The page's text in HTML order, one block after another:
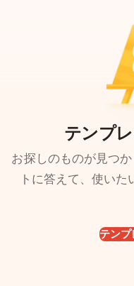
テンプ
お探しのものが見つ
トに答えて、使い
テン